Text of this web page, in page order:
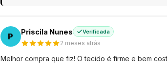
P Priscila Nunes Verificada
2 meses atrás
Melhor compra que fiz! O tecido é firme e bem